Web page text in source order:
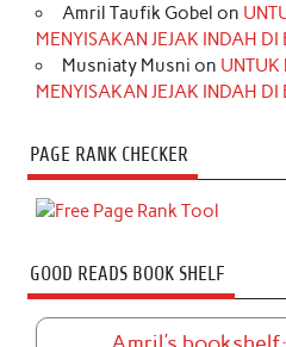
Amril Taufik Gobel on
MENYISAKAN JEJAK INDAH DI
Musniaty Musni on UNTUK
MENYISAKAN JEJAK INDAH DI
PAGE RANK CHECKER
GOOD READS BOOK SHELF